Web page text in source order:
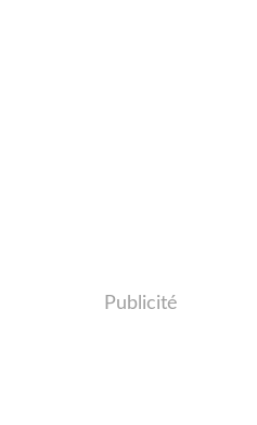
Publicité